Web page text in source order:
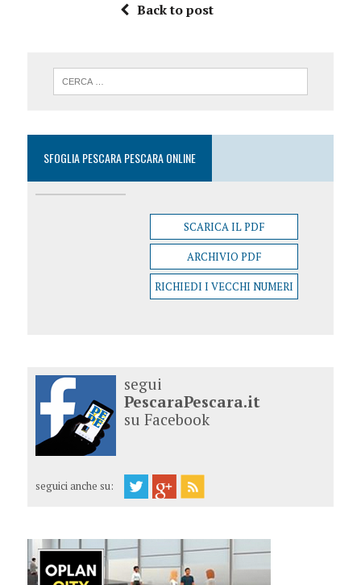
Back to post
SFOGLIA PESCARA PESCARA ONLINE
SCARICA IL PDF
ARCHIVIO PDF
RICHIEDI I VECCHI NUMERI
segui
PescaraPescara.it
su Facebook
seguici anche su: